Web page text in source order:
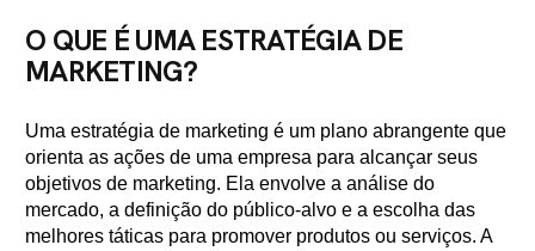
O QUE É UMA ESTRATÉGIA DE
MARKETING?
Uma estratégia de marketing é um plano abrangente que
orienta as ações de uma empresa para alcançar seus
objetivos de marketing. Ela envolve a análise do
mercado, a definição do público-alvo e a escolha das
melhores táticas para promover produtos ou serviços. A